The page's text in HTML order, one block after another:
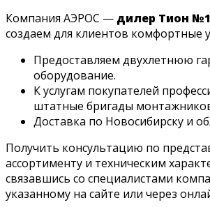
Компания АЭРОС — дилер Тион №1
создаем для клиентов комфортные
Предоставляем двухлетнюю
оборудование.
К услугам покупателей
штатные бригады
Доставка по Новосибирску и
Получить консультацию по
ассортименту и техническим
связавшись со специалистами
указанному на сайте или через